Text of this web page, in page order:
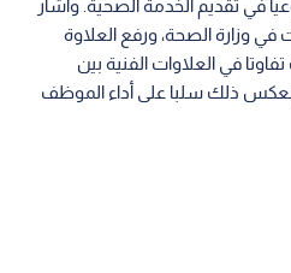
في تقديم الخدمة الصحية. وأشار
في وزارة الصحة، ورفع العلاوة
في العلاوات الفنية بين
ينعكس ذلك سلبا على أداء الموظف